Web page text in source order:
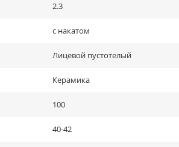
2.3
с накатом
Лицевой пустотелый
Керамика
100
40-42